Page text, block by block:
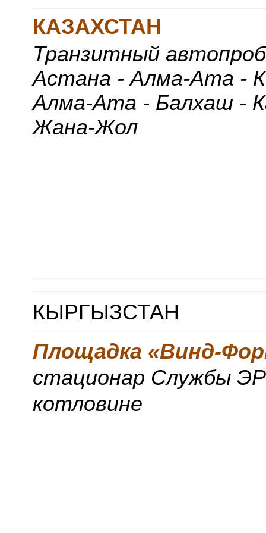
КАЗАХСТАН
Транзитный
Астана - Алма-Ата -
Алма-Ата - Балхаш -
Жана-Жол
КЫРГЫЗСТАН
Площадка «Винд-
стационар Службы ЭР
котловине